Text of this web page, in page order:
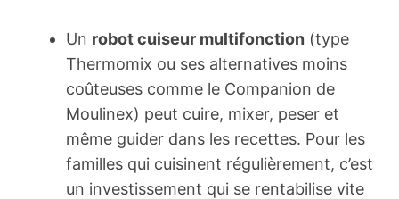
Un robot cuiseur multifonction (type
Thermomix ou ses alternatives moins
coûteuses comme le Companion de
Moulinex) peut cuire, mixer, peser et
même guider dans les recettes. Pour les
familles qui cuisinent régulièrement, c’est
un investissement qui se rentabilise vite